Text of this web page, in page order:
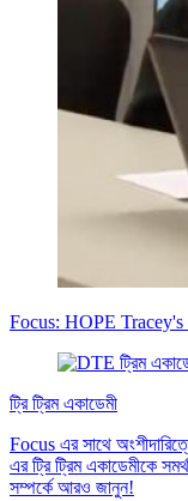
Focus: HOPE
ট্রি ট্রিম একাডেমী
Focus এর সাথে
এর ট্রি ট্রিম একাডেমীকে
সম্পর্কে আরও জানুন!